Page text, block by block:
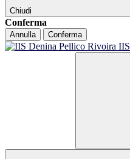
Chiudi
Conferma
Annulla Conferma
IIS